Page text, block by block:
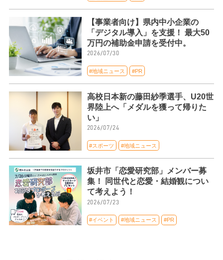
【事業者向け】県内中小企業の
「デジタル導入」を支援！ 最大50
万円の補助金申請を受付中。
2026/07/30
#地域ニュース #PR
高校日本新の藤田紗季選手、U20世
界陸上へ「メダルを獲って帰りた
い」
2026/07/24
#スポーツ #地域ニュース
坂井市「恋愛研究部」メンバー募
集！ 同世代と恋愛・結婚観につい
て考えよう！
2026/07/23
#イベント #地域ニュース #PR